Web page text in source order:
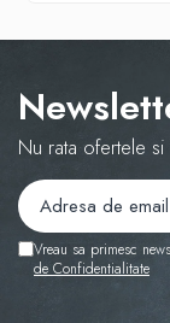
Nu rata ofertele
Vreau sa primesc
de Confidentialitate